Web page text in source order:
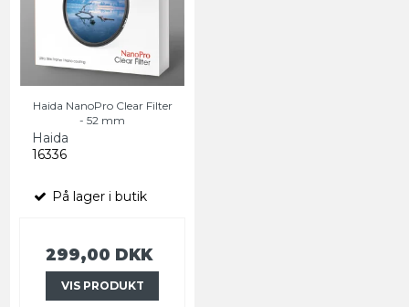
Haida NanoPro Clear Filter
- 52 mm
Haida
16336
På lager i butik
299,00 DKK
VIS PRODUKT